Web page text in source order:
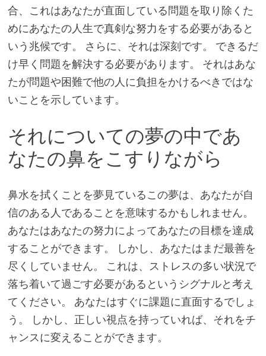
合、これはあなたが直面している問題を取り除くた
めにあなたの人生で真剣な努力をする必要があると
いう兆候です。 さらに、それは深刻です。 できるだ
け早く問題を解決する必要があります。 それはあな
たが問題や困難で他の人に負担をかけるべきではな
いことを示しています。
それについての夢の中であ
なたの鼻をこすりながら
鼻水を拭くことを夢見ているこの夢は、あなたが自
信のある人であることを意味するかもしれません。
あなたはあなたの努力によってあなたの目標を達成
することができます。 しかし、あなたはまだ最善を
尽くしていません。 これは、ストレスの多い状況で
落ち着いて過ごす必要があるというシグナルと考え
てください。 あなたはすぐに課題に直面するでしょ
う。 しかし、正しい視点を持っていれば、それをチ
ャンスに変えることができます。